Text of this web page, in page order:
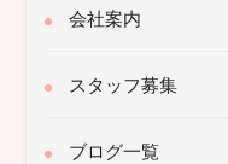
会社案内
スタッフ募集
ブログ一覧